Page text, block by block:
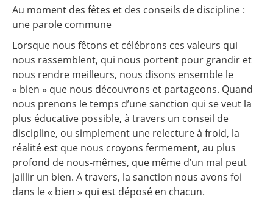
Au moment des fêtes et des conseils de discipline :
une parole commune
Lorsque nous fêtons et célébrons ces valeurs qui
nous rassemblent, qui nous portent pour grandir et
nous rendre meilleurs, nous disons ensemble le
« bien » que nous découvrons et partageons. Quand
nous prenons le temps d’une sanction qui se veut la
plus éducative possible, à travers un conseil de
discipline, ou simplement une relecture à froid, la
réalité est que nous croyons fermement, au plus
profond de nous-mêmes, que même d’un mal peut
jaillir un bien. A travers, la sanction nous avons foi
dans le « bien » qui est déposé en chacun.